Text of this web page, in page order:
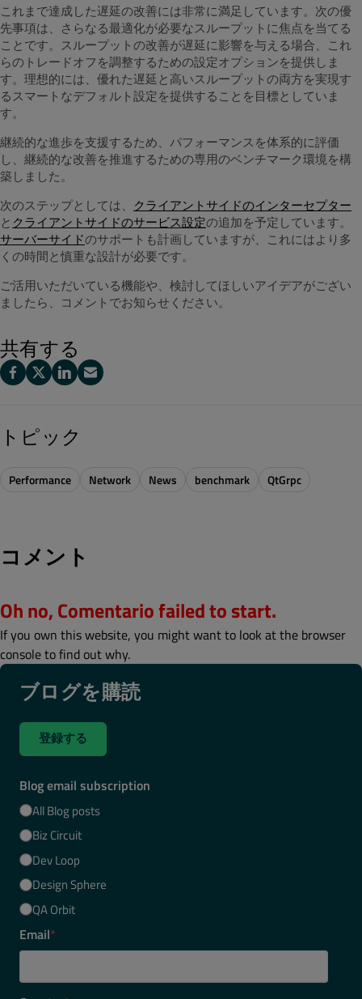
これまで達成した遅延の改善には非常に満足しています。次の優
先事項は、さらなる最適化が必要なスループットに焦点を当てる
ことです。スループットの改善が遅延に影響を与える場合、これ
らのトレードオフを調整するための設定オプションを提供しま
す。理想的には、優れた遅延と高いスループットの両方を実現す
るスマートなデフォルト設定を提供することを目標としていま
す。
継続的な進歩を支援するため、パフォーマンスを体系的に評価
し、継続的な改善を推進するための専用のベンチマーク環境を構
築しました。
次のステップとしては、 クライアントサイドのインターセプター
と クライアントサイドのサービス設定の追加を予定しています。
サーバーサイドのサポートも計画していますが、これにはより多
くの時間と慎重な設計が必要です。
ご活用いただいている機能や、検討してほしいアイデアがござい
ましたら、コメントでお知らせください。
共有する
トピック
Performance Network News benchmark QtGrpc
コメント
Oh no, Comentario failed to start.
If you own this website, you might want to look at the browser
console to find out why.
ブログを購読
登録する
Blog email subscription
All Blog posts
Biz Circuit
Dev Loop
Design Sphere
QA Orbit
Email*